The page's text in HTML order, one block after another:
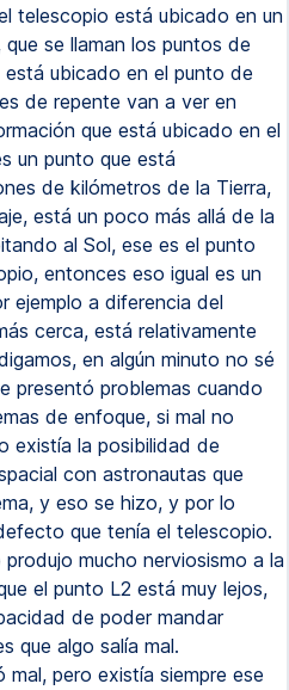
telescopio está ubicado en un
se llaman los puntos de
ubicado en el punto de
de repente van a ver en
que está ubicado en el
un punto que está
de kilómetros de la Tierra,
está un poco más allá de la
al Sol, ese es el punto
entonces eso igual es un
ejemplo a diferencia del
cerca, está relativamente
en algún minuto no sé
presentó problemas cuando
de enfoque, si mal no
existía la posibilidad de
con astronautas que
y eso se hizo, y por lo
que tenía el telescopio.
mucho nerviosismo a la
el punto L2 está muy lejos,
de poder mandar
que algo salía mal.
pero existía siempre ese